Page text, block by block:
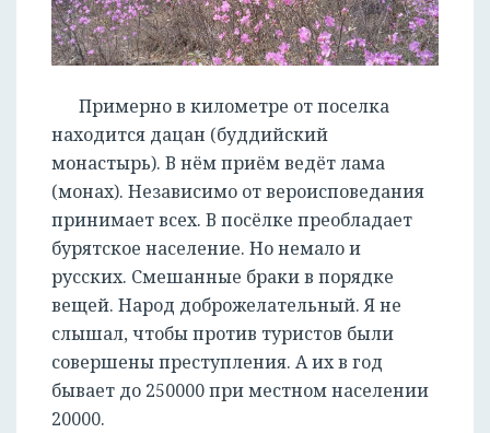
Примерно в километре от поселка
находится дацан (буддийский
монастырь). В нём приём ведёт лама
(монах). Независимо от вероисповедания
принимает всех. В посёлке преобладает
бурятское население. Но немало и
русских. Смешанные браки в порядке
вещей. Народ доброжелательный. Я не
слышал, чтобы против туристов были
совершены преступления. А их в год
бывает до 250000 при местном населении
20000.